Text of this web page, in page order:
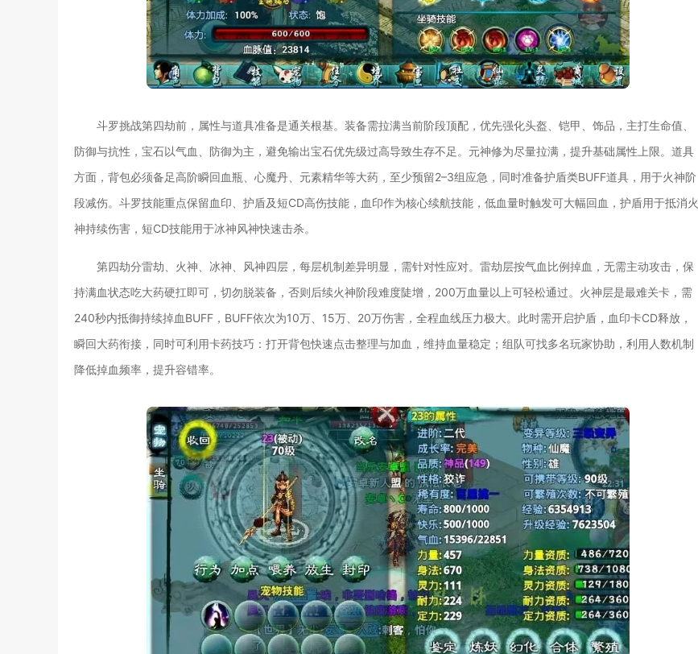
斗罗挑战第四劫前，属性与道具准备是通关根基。装备需拉满当前阶段顶配，优先强化头盔、铠甲、饰品，主打生命值、
防御与抗性，宝石以气血、防御为主，避免输出宝石优先级过高导致生存不足。元神修为尽量拉满，提升基础属性上限。道具
方面，背包必须备足高阶瞬回血瓶、心魔丹、元素精华等大药，至少预留2–3组应急，同时准备护盾类BUFF道具，用于火神阶
段减伤。斗罗技能重点保留血印、护盾及短CD高伤技能，血印作为核心续航技能，低血量时触发可大幅回血，护盾用于抵消火
神持续伤害，短CD技能用于冰神风神快速击杀。
第四劫分雷劫、火神、冰神、风神四层，每层机制差异明显，需针对性应对。雷劫层按气血比例掉血，无需主动攻击，保
持满血状态吃大药硬扛即可，切勿脱装备，否则后续火神阶段难度陡增，200万血量以上可轻松通过。火神层是最难关卡，需
240秒内抵御持续掉血BUFF，BUFF依次为10万、15万、20万伤害，全程血线压力极大。此时需开启护盾，血印卡CD释放，
瞬回大药衔接，同时可利用卡药技巧：打开背包快速点击整理与加血，维持血量稳定；组队可找多名玩家协助，利用人数机制
降低掉血频率，提升容错率。